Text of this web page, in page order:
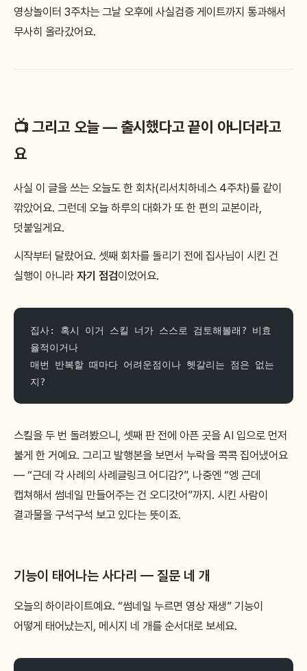
영상놀이터 3주차는 그날 오후에 사실검증 게이트까지 통과해서
무사히 올라갔어요.
📺 그리고 오늘 — 출시했다고 끝이 아니더라고
요
사실 이 글을 쓰는 오늘도 한 회차(리서치하네스 4주차)를 같이
깎았어요. 그런데 오늘 하루의 대화가 또 한 편의 교본이라,
덧붙일게요.
시작부터 달랐어요. 셋째 회차를 돌리기 전에 집사님이 시킨 건
실행이 아니라 자기 점검이었어요.
집사: 혹시 이거 스킬 너가 스스로 검토해볼래? 비효
율적이거나
매번 반복할 때마다 어려운점이나 헷갈리는 점은 없는
지?
스킬을 두 번 돌려봤으니, 셋째 판 전에 아픈 곳을 AI 입으로 먼저
불게 한 거예요. 그리고 발행본을 보면서 누락을 콕콕 집어냈어요
— “근데 각 사례의 사례글링크 어디감?”, 나중엔 “엥 근데
캡쳐해서 썸네일 만들어주는 건 오디갓어”까지. 시킨 사람이
결과물을 구석구석 보고 있다는 뜻이죠.
기능이 태어나는 사다리 — 질문 네 개
오늘의 하이라이트예요. “썸네일 누르면 영상 재생” 기능이
어떻게 태어났는지, 메시지 네 개를 순서대로 보세요.